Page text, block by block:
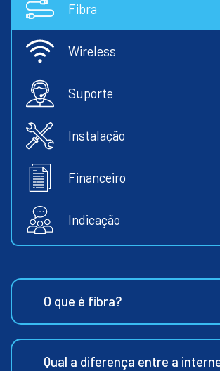
Fibra
Wireless
Suporte
Instalação
Financeiro
Indicação
O que é fibra?
Qual a diferença entre a